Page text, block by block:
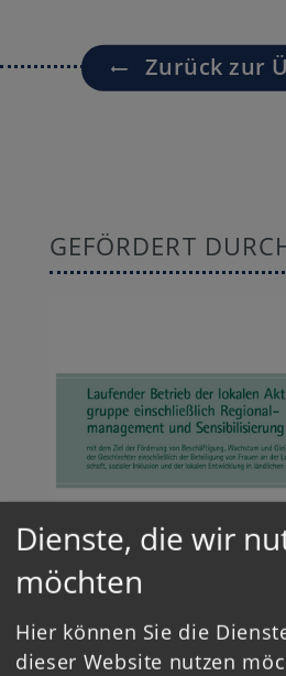
Zurück zur
GEFÖRDERT
Dienste, die wir
möchten
Hier können Sie die
dieser Website nutzen